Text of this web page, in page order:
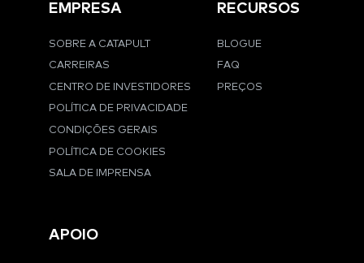
EMPRESA
SOBRE A CATAPULT
CARREIRAS
CENTRO DE INVESTIDORES
POLÍTICA DE PRIVACIDADE
CONDIÇÕES GERAIS
POLÍTICA DE COOKIES
SALA DE IMPRENSA
RECURSOS
BLOGUE
FAQ
PREÇOS
APOIO